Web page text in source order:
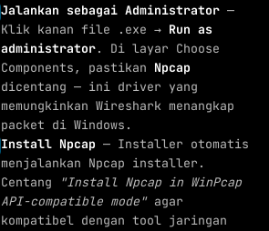
Jalankan sebagai Administrator —
Klik kanan file .exe → Run as
administrator. Di layar Choose
Components, pastikan Npcap
dicentang — ini driver yang
memungkinkan Wireshark menangkap
packet di Windows.
Install Npcap — Installer otomatis
menjalankan Npcap installer.
Centang
"Install Npcap in WinPcap
API-compatible mode"agar
kompatibel dengan tool jaringan